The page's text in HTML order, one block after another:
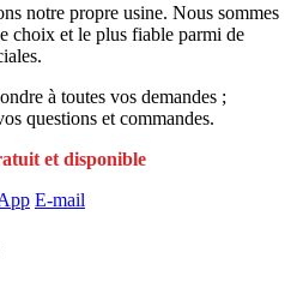
notre propre usine. Nous sommes
choix et le plus fiable parmi de
à toutes vos demandes ;
questions et commandes.
et disponible
E-mail